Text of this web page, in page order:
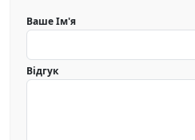
Ваше Ім'я
Відгук